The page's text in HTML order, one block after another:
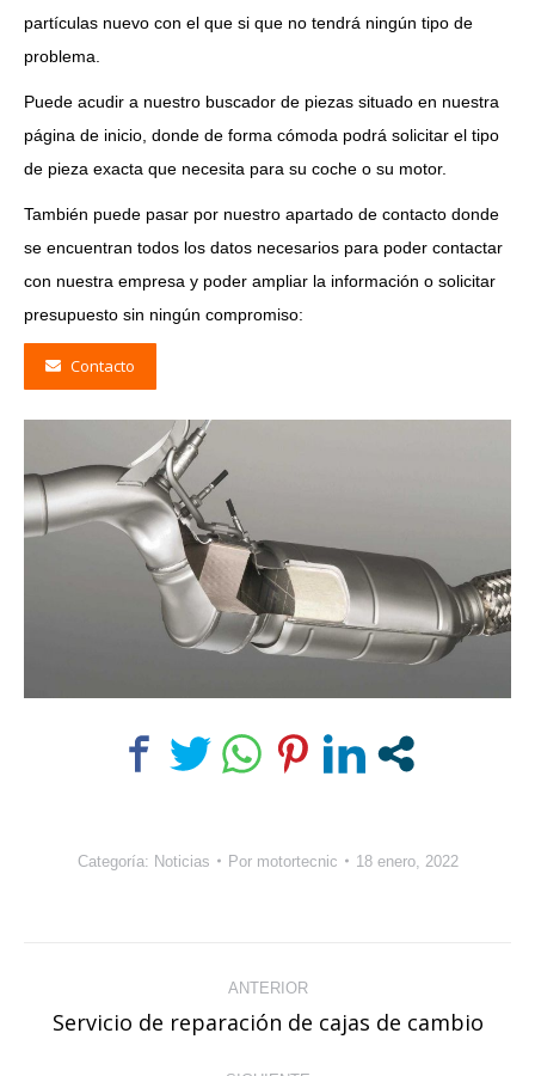
partículas nuevo con el que si que no tendrá ningún tipo de
problema.
Puede acudir a nuestro buscador de piezas situado en nuestra
página de inicio, donde de forma cómoda podrá solicitar el tipo
de pieza exacta que necesita para su coche o su motor.
También puede pasar por nuestro apartado de contacto donde
se encuentran todos los datos necesarios para poder contactar
con nuestra empresa y poder ampliar la información o solicitar
presupuesto sin ningún compromiso:
Contacto
Categoría: Noticias Por motortecnic 18 enero, 2022
entre
publicaciones
ANTERIOR
Publicación
Servicio de reparación de cajas de cambio